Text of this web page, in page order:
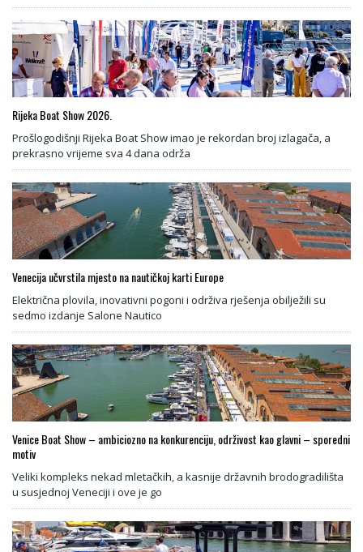
Rijeka Boat Show 2026.
Prošlogodišnji Rijeka Boat Show imao je rekordan broj izlagača, a
prekrasno vrijeme sva 4 dana održa
Venecija učvrstila mjesto na nautičkoj karti Europe
Električna plovila, inovativni pogoni i održiva rješenja obilježili su
sedmo izdanje Salone Nautico
Venice Boat Show – ambiciozno na konkurenciju, održivost kao glavni – sporedni
motiv
Veliki kompleks nekad mletačkih, a kasnije državnih brodogradilišta
u susjednoj Veneciji i ove je go